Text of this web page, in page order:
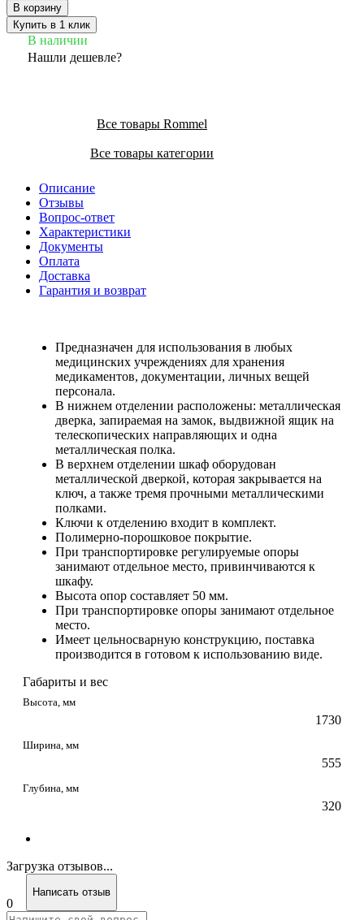
В корзину
Купить в 1 клик
В наличии
Нашли дешевле?
Все товары Rommel
Все товары категории
Описание
Отзывы
Вопрос-ответ
Характеристики
Документы
Оплата
Доставка
Гарантия и возврат
Предназначен для использования в любых
медицинских учреждениях для хранения
медикаментов, документации, личных вещей
персонала.
В нижнем отделении расположены: металлическая
дверка, запираемая на замок, выдвижной ящик на
телескопических направляющих и одна
металлическая полка.
В верхнем отделении шкаф оборудован
металлической дверкой, которая закрывается на
ключ, а также тремя прочными металлическими
полками.
Ключи к отделению входит в комплект.
Полимерно-порошковое покрытие.
При транспортировке регулируемые опоры
занимают отдельное место, привинчиваются к
шкафу.
Высота опор составляет 50 мм.
При транспортировке опоры занимают отдельное
место.
Имеет цельносварную конструкцию, поставка
производится в готовом к использованию виде.
Габариты и вес
Высота, мм
1730
Ширина, мм
555
Глубина, мм
320
Загрузка отзывов...
0
Написать отзыв